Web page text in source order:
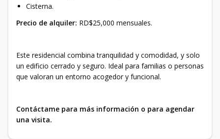
Cisterna.
Precio de alquiler: RD$25,000 mensuales.
Este residencial combina tranquilidad y comodidad, y solo
un edificio cerrado y seguro. Ideal para familias o personas
que valoran un entorno acogedor y funcional.
Contáctame para más información o para agendar
una visita.